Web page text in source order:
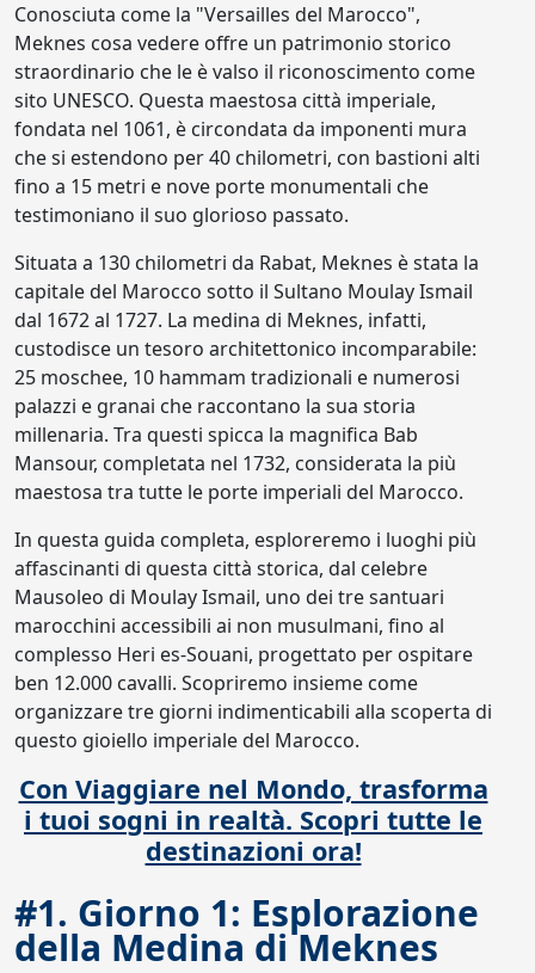
Conosciuta come la "Versailles del Marocco",
Meknes cosa vedere offre un patrimonio storico
straordinario che le è valso il riconoscimento come
sito UNESCO. Questa maestosa città imperiale,
fondata nel 1061, è circondata da imponenti mura
che si estendono per 40 chilometri, con bastioni alti
fino a 15 metri e nove porte monumentali che
testimoniano il suo glorioso passato.
Situata a 130 chilometri da Rabat, Meknes è stata la
capitale del Marocco sotto il Sultano Moulay Ismail
dal 1672 al 1727. La medina di Meknes, infatti,
custodisce un tesoro architettonico incomparabile:
25 moschee, 10 hammam tradizionali e numerosi
palazzi e granai che raccontano la sua storia
millenaria. Tra questi spicca la magnifica Bab
Mansour, completata nel 1732, considerata la più
maestosa tra tutte le porte imperiali del Marocco.
In questa guida completa, esploreremo i luoghi più
affascinanti di questa città storica, dal celebre
Mausoleo di Moulay Ismail, uno dei tre santuari
marocchini accessibili ai non musulmani, fino al
complesso Heri es-Souani, progettato per ospitare
ben 12.000 cavalli. Scopriremo insieme come
organizzare tre giorni indimenticabili alla scoperta di
questo gioiello imperiale del Marocco.
Con Viaggiare nel Mondo, trasforma
i tuoi sogni in realtà. Scopri tutte le
destinazioni ora!
#1. Giorno 1: Esplorazione
della Medina di Meknes